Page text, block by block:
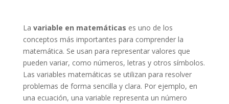
La variable en matemáticas es uno de los
conceptos más importantes para comprender la
matemática. Se usan para representar valores que
pueden variar, como números, letras y otros símbolos.
Las variables matemáticas se utilizan para resolver
problemas de forma sencilla y clara. Por ejemplo, en
una ecuación, una variable representa un número